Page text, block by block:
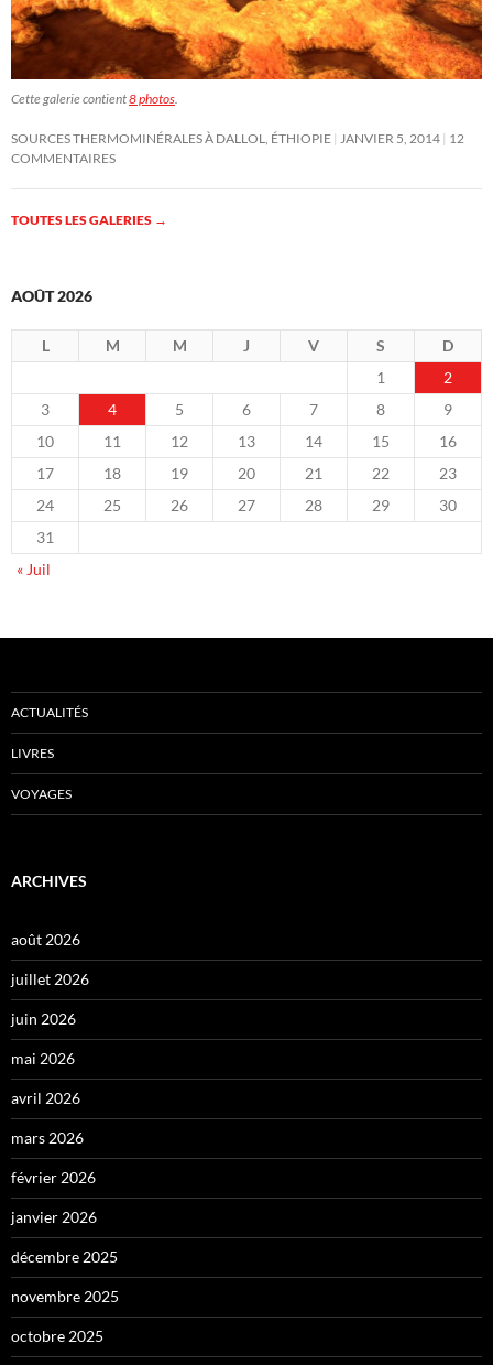
Cette galerie contient8 photos.
SOURCES THERMOMINÉRALES À DALLOL, ÉTHIOPIE JANVIER 5, 2014 12
COMMENTAIRES
TOUTES LES GALERIES →
AOÛT 2026
L M M J V S
D
1
2
3
4 5 6 7 8
9
10
11 12 13 14 15
16
17
18 19 20 21 22
23
24
25 26 27 28 29
30
31
« Juil
ACTUALITÉS
LIVRES
VOYAGES
ARCHIVES
août 2026
juillet 2026
juin 2026
mai 2026
avril 2026
mars 2026
février 2026
janvier 2026
décembre 2025
novembre 2025
octobre 2025